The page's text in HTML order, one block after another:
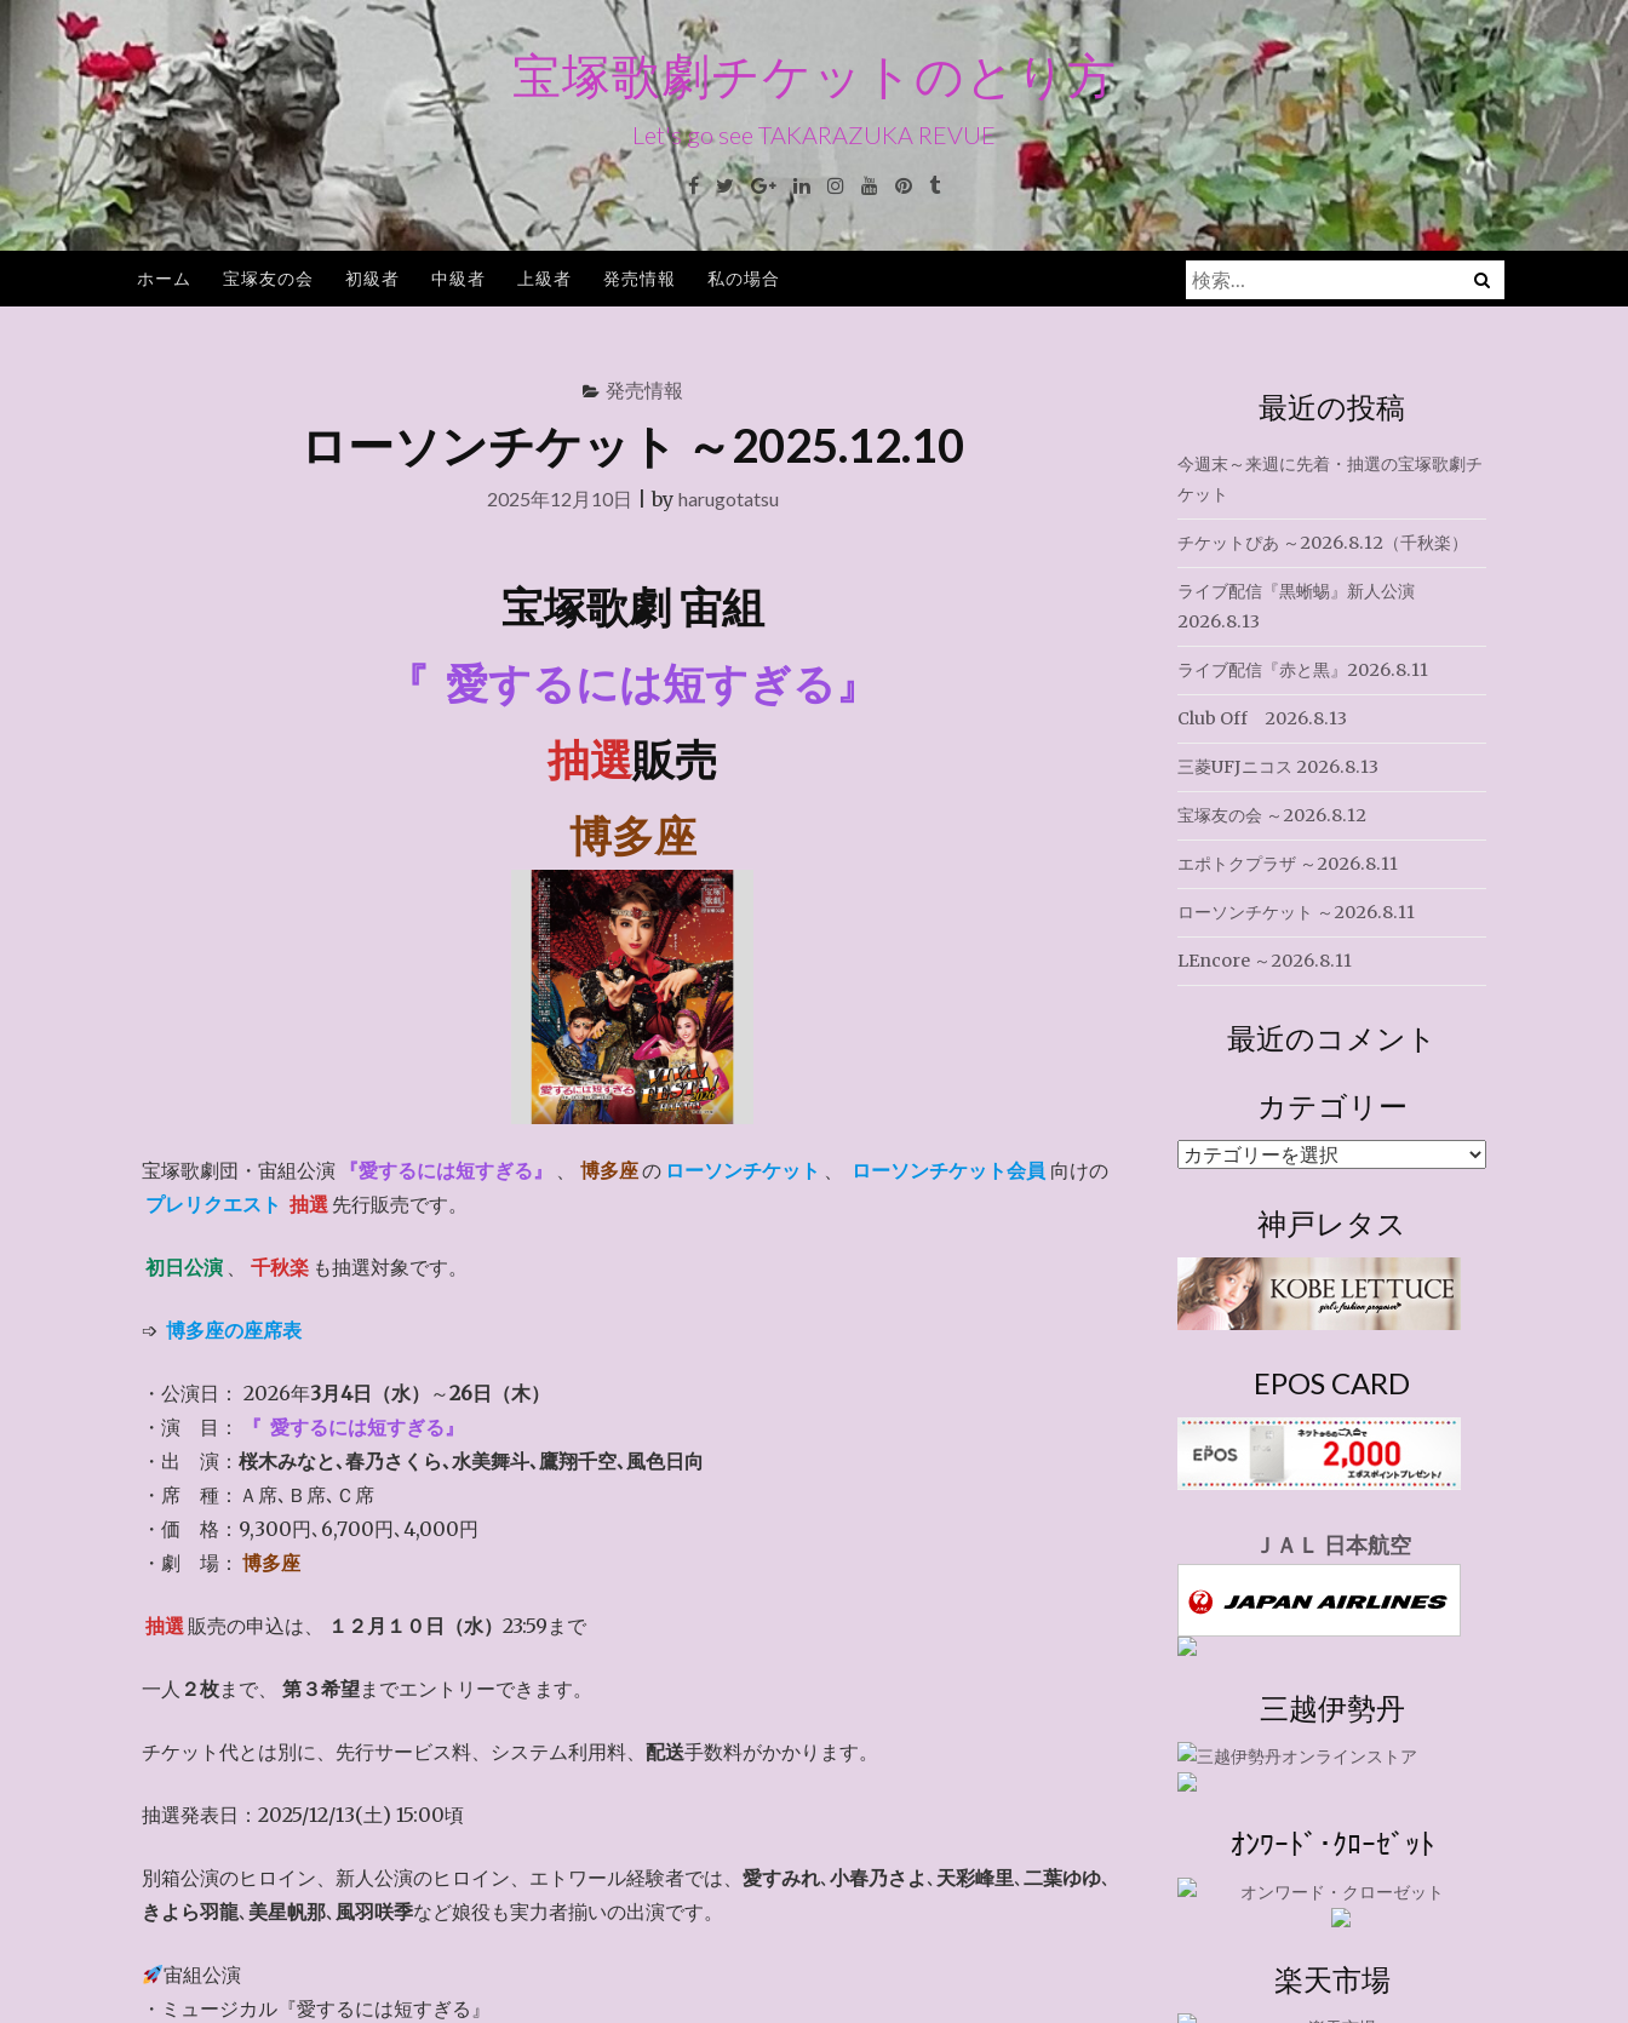
へ
ス
キ
宝塚歌劇チケットのとり方
Let's go see TAKARAZUKA REVUE
Facebook
TwitterGoogle+LinkedinInstagramYoutubePinterest
Tumblr
ホーム 宝塚友の会 初級者 中級者 上級者 発売情報 私の場合
検
索:
発売情報
ローソンチケット ～2025.12.10
2025年12月10日 |by harugotatsu
宝塚歌劇 宙組
『 愛するには短すぎる』
抽選販売
博多座
宝塚歌劇団・宙組公演 『愛するには短すぎる』 、 博多座の ローソンチケット 、 ローソンチケット会員 向けの
プレリクエスト 抽選 先行販売です。
初日公演 、 千秋楽 も抽選対象です。
➩ 博多座の座席表
・公演日： 2026年3月4日（水） ～26日（木）
・演 目：
『 愛するには短すぎる』
・出 演： 桜木みなと､春乃さくら､水美舞斗､鷹翔千空､風色日向
・席 種：Ａ席､Ｂ席､Ｃ席
・価 格：9,300円､6,700円､4,000円
・劇 場： 博多座
抽選 販売の申込は、 １２月１０日（水）23:59まで
一人 ２枚まで、 第３希望までエントリーできます。
チケット代とは別に、先行サービス料、システム利用料、 配送手数料がかかります。
抽選発表日：2025/12/13(土) 15:00頃
別箱公演のヒロイン、新人公演のヒロイン、エトワール経験者では、 愛すみれ､ 小春乃さよ､ 天彩峰里､ 二葉ゆゆ､
きよら羽龍､ 美星帆那､ 風羽咲季など娘役も実力者揃いの出演です。
宙組公演
・ミュージカル『愛するには短すぎる』
最近の投稿
今週末～来週に先着・抽選の宝塚歌劇チ
ケット
チケットぴあ ～2026.8.12（千秋楽）
ライブ配信『黒蜥蜴』新人公演
2026.8.13
ライブ配信『赤と黒』2026.8.11
Club Off 2026.8.13
三菱UFJニコス 2026.8.13
宝塚友の会 ～2026.8.12
エポトクプラザ ～2026.8.11
ローソンチケット ～2026.8.11
LEncore ～2026.8.11
最近のコメント
カテゴリー
カ
ー
神戸レタス
EPOS CARD
ＪＡＬ 日本航空
三越伊勢丹
ｵﾝﾜｰﾄﾞ･ｸﾛｰｾﾞｯﾄ
楽天市場